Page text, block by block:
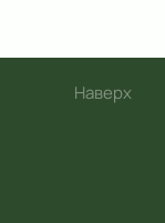
Наверх